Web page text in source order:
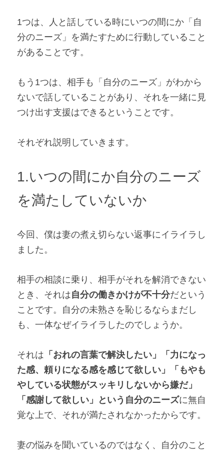
1つは、人と話している時にいつの間にか「自
分のニーズ」を満たすために行動していること
があることです。
もう1つは、相手も「自分のニーズ」がわから
ないで話していることがあり、それを一緒に見
つけ出す支援はできるということです。
それぞれ説明していきます。
1.いつの間にか自分のニーズ
を満たしていないか
今回、僕は妻の煮え切らない返事にイライラし
ました。
相手の相談に乗り、相手がそれを解消できない
とき、それは自分の働きかけが不十分だという
ことです。自分の未熟さを恥じるならまだし
も、一体なぜイライラしたのでしょうか。
それは 「おれの言葉で解決したい」「力になっ
た感、頼りになる感を感じて欲しい」「もやも
やしている状態がスッキリしないから嫌だ」
「感謝して欲しい」という自分のニーズに無自
覚な上で、それが満たされなかったからです。
妻の悩みを聞いているのではなく、自分のこと